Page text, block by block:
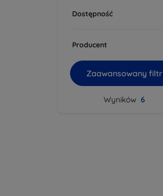
Dostępność
Producent
Zaawansowany filtr
Wyników 6